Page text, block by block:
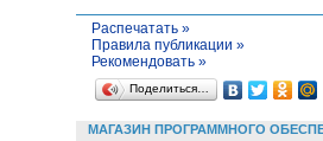
Распечатать »
Правила публикации »
Рекомендовать »
Поделиться…
МАГАЗИН ПРОГРАММНОГО